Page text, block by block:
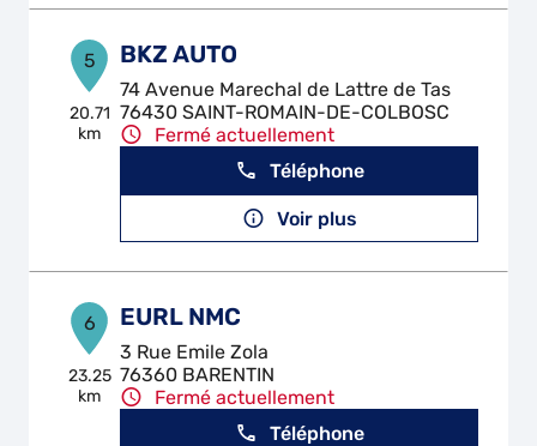
5
20.71
km
BKZ AUTO
74 Avenue Marechal de Lattre de Tas
76430 SAINT-ROMAIN-DE-COLBOSC
Fermé actuellement
Téléphone
Voir plus
6
23.25
km
EURL NMC
3 Rue Emile Zola
76360 BARENTIN
Fermé actuellement
Téléphone